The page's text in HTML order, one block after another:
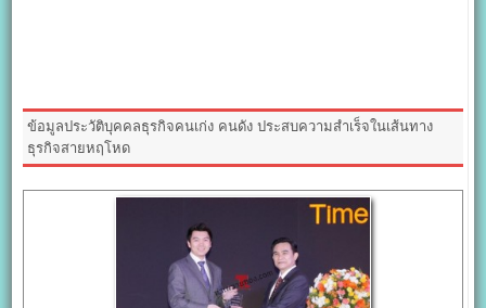
ข้อมูลประวัติบุคคลธุรกิจคนเก่ง คนดัง ประสบความสำเร็จในเส้นทาง
ธุรกิจสายหฤโหด